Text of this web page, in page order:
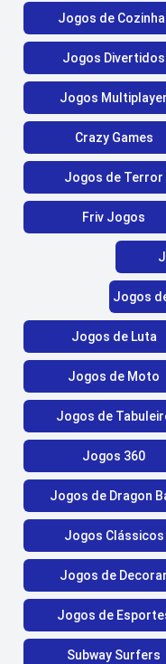
Jogos de
Jogos Divertidos
Jogos Multiplayer
Crazy Games
Jogos de Terror
Friv Jogos
Jogos
Jogos de Luta
Jogos de Moto
Jogos de
Jogos 360
Jogos de Dragon
Jogos Clássicos
Jogos de Decorar
Jogos de
Subway Surfers